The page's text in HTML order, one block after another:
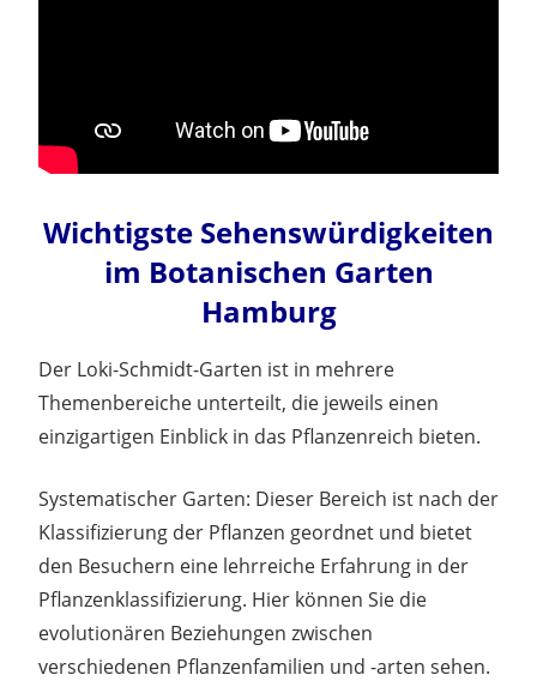
Wichtigste Sehenswürdigkeiten
im Botanischen Garten
Hamburg
Der Loki-Schmidt-Garten ist in mehrere
Themenbereiche unterteilt, die jeweils einen
einzigartigen Einblick in das Pflanzenreich bieten.
Systematischer Garten: Dieser Bereich ist nach der
Klassifizierung der Pflanzen geordnet und bietet
den Besuchern eine lehrreiche Erfahrung in der
Pflanzenklassifizierung. Hier können Sie die
evolutionären Beziehungen zwischen
verschiedenen Pflanzenfamilien und -arten sehen.